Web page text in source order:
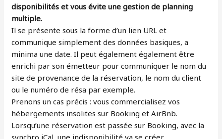
disponibilités et vous évite une gestion de planning
multiple.
Il se présente sous la forme d’un lien URL et
communique simplement des données basiques, a
minima une date. Il peut également également être
enrichi par son émetteur pour communiquer le nom du
site de provenance de la réservation, le nom du client
ou le numéro de résa par exemple.
Prenons un cas précis : vous commercialisez vos
hébergements insolites sur Booking et AirBnb.
Lorsqu’une réservation est passée sur Booking, avec la
synchro iCal, une indisponibilité va se créer